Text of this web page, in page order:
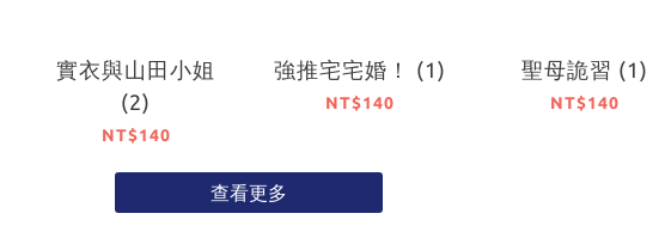
實衣與山田小姐
(2)
NT$140
強推宅宅婚！ (1)
NT$140
聖母詭習 (1)
NT$140
查看更多